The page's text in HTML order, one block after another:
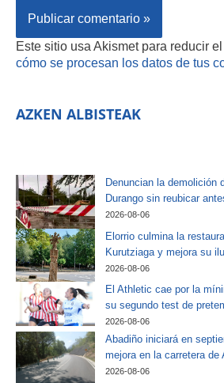
Este sitio usa Akismet para reducir
cómo se procesan los datos de tus
AZKEN ALBISTEAK
Denuncian la demolición
Durango sin reubicar
2026-08-06
Elorrio culmina la
Kurutziaga y mejora su
2026-08-06
El Athletic cae por la
su segundo test de
2026-08-06
Abadiño iniciará en
mejora en la carretera de
2026-08-06